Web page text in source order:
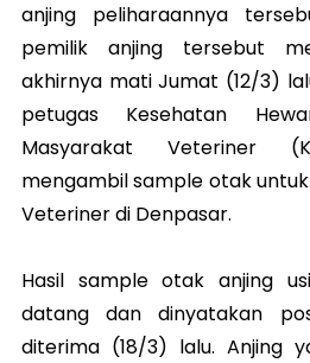
anjing peliharaannya
pemilik anjing tersebut
akhirnya mati Jumat (12/3)
petugas Kesehatan
Masyarakat Veteriner
mengambil sample otak
Veteriner di Denpasar.
Hasil sample otak anjing
datang dan dinyatakan
diterima (18/3) lalu. Anjing